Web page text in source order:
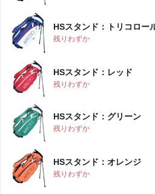
HSスタンド：トリコロー
残りわずか
HSスタンド：レッド
残りわずか
HSスタンド：グリーン
残りわずか
HSスタンド：オレンジ
残りわずか